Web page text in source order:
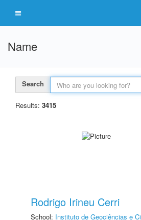
Name
Search
Results: 3415
Rodrigo Irineu Cerri
School: Instituto de Geociências e